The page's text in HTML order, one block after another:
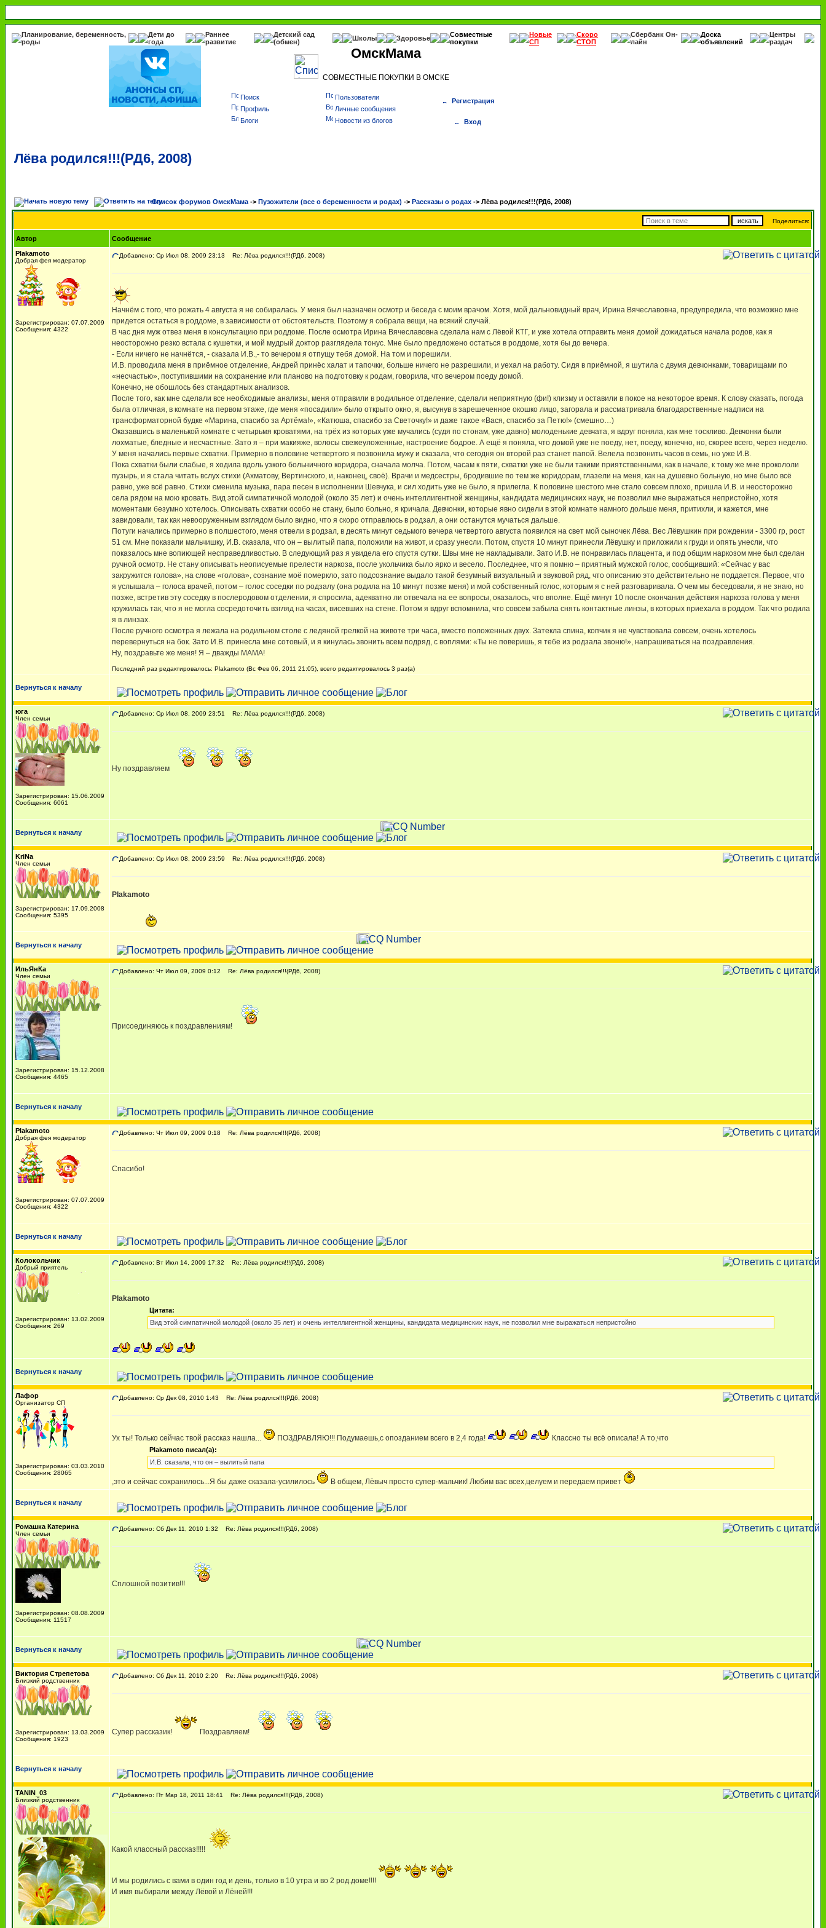
Планирование, беременность,
роды
Дети до
года
Раннее
развитие
Детский сад
(обмен)
Школы Здоровье
Совместные
покупки
Новые
СП
Скоро
СТОП
Сбербанк Он-
лайн
Доска
объявлений
Центры
раздач
ОмскМама
СОВМЕСТНЫЕ ПОКУПКИ В ОМСКЕ
Поиск
Пользователи
Профиль
Личные сообщения
Блоги
Новости из блогов
Регистрация
Вход
Лёва родился!!!(РД6, 2008)
Список форумов ОмскМама -> Пузожители (все о беременности и родах) -> Рассказы о родах -> Лёва родился!!!(РД6, 2008)
Поделиться:
Автор
Сообщение
Plakamoto
Добрая фея модератор
Зарегистрирован: 07.07.2009
Сообщения: 4322
Добавлено: Ср Июл 08, 2009 23:13 Re: Лёва родился!!!(РД6, 2008)
Начнём с того, что рожать 4 августа я не собиралась. У меня был назначен осмотр и беседа с моим врачом. Хотя, мой дальновидный врач, Ирина Вячеславовна, предупредила, что возможно мне
придется остаться в роддоме, в зависимости от обстоятельств. Поэтому я собрала вещи, на всякий случай.
В час дня муж отвез меня в консультацию при роддоме. После осмотра Ирина Вячеславовна сделала нам с Лёвой КТГ, и уже хотела отправить меня домой дожидаться начала родов, как я
неосторожно резко встала с кушетки, и мой мудрый доктор разглядела тонус. Мне было предложено остаться в роддоме, хотя бы до вечера.
- Если ничего не начнётся, - сказала И.В.,- то вечером я отпущу тебя домой. На том и порешили.
И.В. проводила меня в приёмное отделение, Андрей принёс халат и тапочки, больше ничего не разрешили, и уехал на работу. Сидя в приёмной, я шутила с двумя девчонками, товарищами по
«несчастью», поступившими на сохранение или планово на подготовку к родам, говорила, что вечером поеду домой.
Конечно, не обошлось без стандартных анализов.
После того, как мне сделали все необходимые анализы, меня отправили в родильное отделение, сделали неприятную (фи!) клизму и оставили в покое на некоторое время. К слову сказать, погода
была отличная, в комнате на первом этаже, где меня «посадили» было открыто окно, я, высунув в зарешеченное окошко лицо, загорала и рассматривала благодарственные надписи на
трансформаторной будке «Марина, спасибо за Артёма!», «Катюша, спасибо за Светочку!» и даже такое «Вася, спасибо за Петю!» (смешно…)
Оказавшись в маленькой комнате с четырьмя кроватями, на трёх из которых уже мучались (судя по стонам, уже давно) молоденькие девчата, я вдруг поняла, как мне тоскливо. Девчонки были
лохматые, бледные и несчастные. Зато я – при макияже, волосы свежеуложенные, настроение бодрое. А ещё я поняла, что домой уже не поеду, нет, поеду, конечно, но, скорее всего, через неделю.
У меня начались первые схватки. Примерно в половине четвертого я позвонила мужу и сказала, что сегодня он второй раз станет папой. Велела позвонить часов в семь, но уже И.В.
Пока схватки были слабые, я ходила вдоль узкого больничного коридора, сначала молча. Потом, часам к пяти, схватки уже не были такими приятственными, как в начале, к тому же мне прокололи
пузырь, и я стала читать вслух стихи (Ахматову, Вертинского, и, наконец, своё). Врачи и медсестры, бродившие по тем же коридорам, глазели на меня, как на душевно больную, но мне было всё
равно, уже всё равно. Стихи сменила музыка, пара песен в исполнении Шевчука, и сил ходить уже не было, я прилегла. К половине шестого мне стало совсем плохо, пришла И.В. и неосторожно
села рядом на мою кровать. Вид этой симпатичной молодой (около 35 лет) и очень интеллигентной женщины, кандидата медицинских наук, не позволил мне выражаться непристойно, хотя
моментами безумно хотелось. Описывать схватки особо не стану, было больно, я кричала. Девчонки, которые явно сидели в этой комнате намного дольше меня, притихли, и кажется, мне
завидовали, так как невооруженным взглядом было видно, что я скоро отправлюсь в родзал, а они останутся мучаться дальше.
Потуги начались примерно в полшестого, меня отвели в родзал, в десять минут седьмого вечера четвертого августа появился на свет мой сыночек Лёва. Вес Лёвушкин при рождении - 3300 гр, рост
51 см. Мне показали мальчишку, И.В. сказала, что он – вылитый папа, положили на живот, и сразу унесли. Потом, спустя 10 минут принесли Лёвушку и приложили к груди и опять унесли, что
показалось мне вопиющей несправедливостью. В следующий раз я увидела его спустя сутки. Швы мне не накладывали. Зато И.В. не понравилась плацента, и под общим наркозом мне был сделан
ручной осмотр. Не стану описывать неописуемые прелести наркоза, после укольчика было ярко и весело. Последнее, что я помню – приятный мужской голос, сообщивший: «Сейчас у вас
закружится голова», на слове «голова», сознание моё померкло, зато подсознание выдало такой безумный визуальный и звуковой ряд, что описанию это действительно не поддается. Первое, что
я услышала – голоса врачей, потом – голос соседки по родзалу (она родила на 10 минут позже меня) и мой собственный голос, которым я с ней разговаривала. О чем мы беседовали, я не знаю, но
позже, встретив эту соседку в послеродовом отделении, я спросила, адекватно ли отвечала на ее вопросы, оказалось, что вполне. Ещё минут 10 после окончания действия наркоза голова у меня
кружилась так, что я не могла сосредоточить взгляд на часах, висевших на стене. Потом я вдруг вспомнила, что совсем забыла снять контактные линзы, в которых приехала в роддом. Так что родила
я в линзах.
После ручного осмотра я лежала на родильном столе с ледяной грелкой на животе три часа, вместо положенных двух. Затекла спина, копчик я не чувствовала совсем, очень хотелось
перевернуться на бок. Зато И.В. принесла мне сотовый, и я кинулась звонить всем подряд, с воплями: «Ты не поверишь, я тебе из родзала звоню!», напрашиваться на поздравления.
Ну, поздравьте же меня! Я – дважды МАМА!
Последний раз редактировалось: Plakamoto (Вс Фев 06, 2011 21:05), всего редактировалось 3 раз(а)
Вернуться к началу
юга
Член семьи
Зарегистрирован: 15.06.2009
Сообщения: 6061
Добавлено: Ср Июл 08, 2009 23:51 Re: Лёва родился!!!(РД6, 2008)
Ну поздравляем
Вернуться к началу
KriNa
Член семьи
Зарегистрирован: 17.09.2008
Сообщения: 5395
Добавлено: Ср Июл 08, 2009 23:59 Re: Лёва родился!!!(РД6, 2008)
Plakamoto
Вернуться к началу
ИльЯнКа
Член семьи
Зарегистрирован: 15.12.2008
Сообщения: 4465
Добавлено: Чт Июл 09, 2009 0:12 Re: Лёва родился!!!(РД6, 2008)
Присоединяюсь к поздравлениям!
Вернуться к началу
Plakamoto
Добрая фея модератор
Зарегистрирован: 07.07.2009
Сообщения: 4322
Добавлено: Чт Июл 09, 2009 0:18 Re: Лёва родился!!!(РД6, 2008)
Спасибо!
Вернуться к началу
Колокольчик
Добрый приятель
Зарегистрирован: 13.02.2009
Сообщения: 269
Добавлено: Вт Июл 14, 2009 17:32 Re: Лёва родился!!!(РД6, 2008)
Plakamoto
Цитата:
Вид этой симпатичной молодой (около 35 лет) и очень интеллигентной женщины, кандидата медицинских наук, не позволил мне выражаться непристойно
Вернуться к началу
Лафор
Организатор СП
Зарегистрирован: 03.03.2010
Сообщения: 28065
Добавлено: Ср Дек 08, 2010 1:43 Re: Лёва родился!!!(РД6, 2008)
Ух ты! Только сейчас твой рассказ нашла... ПОЗДРАВЛЯЮ!!! Подумаешь,с опозданием всего в 2,4 года! Классно ты всё описала! А то,что
Plakamoto писал(а):
И.В. сказала, что он – вылитый папа
,это и сейчас сохранилось...Я бы даже сказала-усилилось В общем, Лёвыч просто супер-мальчик! Любим вас всех,целуем и передаем привет
Вернуться к началу
Ромашка Катерина
Член семьи
Зарегистрирован: 08.08.2009
Сообщения: 11517
Добавлено: Сб Дек 11, 2010 1:32 Re: Лёва родился!!!(РД6, 2008)
Сплошной позитив!!!
Вернуться к началу
Виктория Cтрепетова
Близкий родственник
Зарегистрирован: 13.03.2009
Сообщения: 1923
Добавлено: Сб Дек 11, 2010 2:20 Re: Лёва родился!!!(РД6, 2008)
Супер рассказик! Поздравляем!
Вернуться к началу
TANIN_03
Близкий родственник
Добавлено: Пт Мар 18, 2011 18:41 Re: Лёва родился!!!(РД6, 2008)
Какой классный рассказ!!!!!
И мы родились с вами в один год и день, только в 10 утра и во 2 род.доме!!!!
И имя выбирали между Лёвой и Лёней!!!